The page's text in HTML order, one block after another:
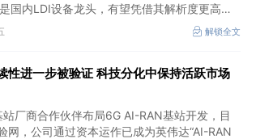
国内LDI设备龙头，有望凭借其解析度更高的
键“铲子股”。
解锁全文
性进一步被验证 科技分化中保持活跃市场
厂商合作伙伴布局6G AI-RAN基站开发，目
，公司通过资本运作已成为英伟达“AI-RAN